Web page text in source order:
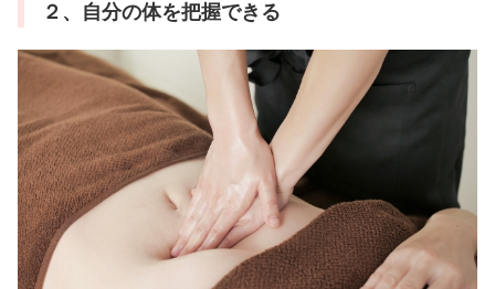
２、自分の体を把握できる